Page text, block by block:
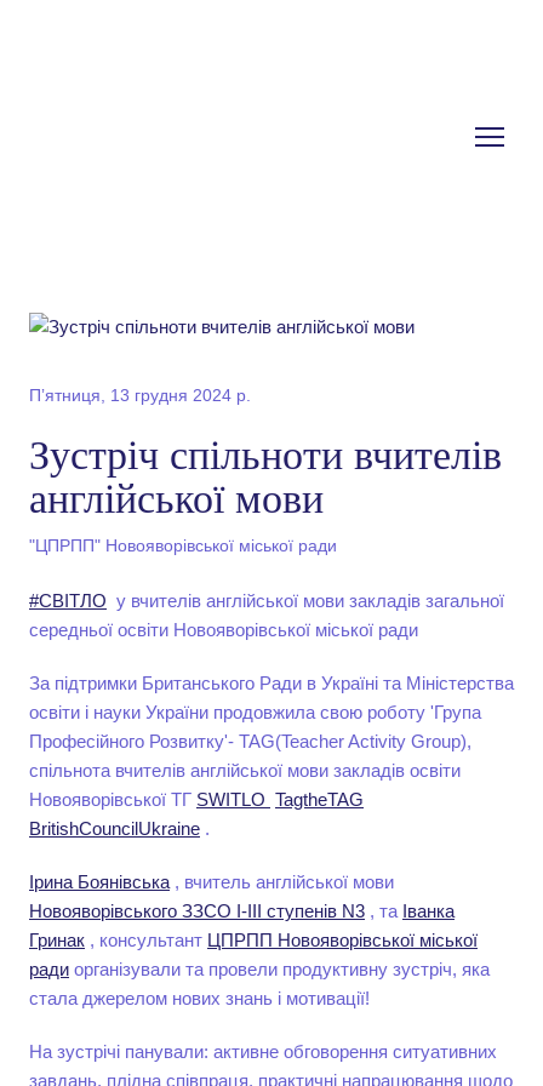
Пʼятниця, 13 грудня 2024 р.
Зустріч спільноти вчителів
англійської мови
"ЦПРПП" Новояворівської міської ради
#СВІТЛО у вчителів англійської мови закладів загальної
середньої освіти Новояворівської міської ради
За підтримки Британського Ради в Україні та Міністерства
освіти і науки України продовжила свою роботу 'Група
Професійного Розвитку'- TAG(Teacher Activity Group),
спільнота вчителів англійської мови закладів освіти
Новояворівської ТГ SWITLO TagtheTAG
BritishCouncilUkraine .
Ірина Боянівська , вчитель англійської мови
Новояворівського ЗЗСО І-ІІІ ступенів N3 , та Іванка
Гринак , консультант ЦПРПП Новояворівської міської
ради організували та провели продуктивну зустріч, яка
стала джерелом нових знань і мотивації!
На зустрічі панували: активне обговорення ситуативних
завдань, плідна співпраця, практичні напрацювання щодо